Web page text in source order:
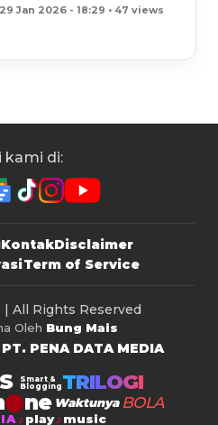
Jan 2026 - 18:29 • 47 views
kami di:
KontakDisclaimer
Term of Service
All Rights Reserved
Oleh Bung Mais
PT. PENA DATA MEDIA
Smart &
Blogging TRILOGI
Waktunya BOLA
play music